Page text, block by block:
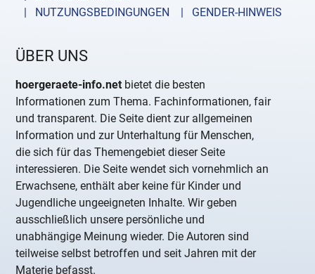
| NUTZUNGSBEDINGUNGEN
| GENDER-HINWEIS
ÜBER UNS
hoergeraete-info.net bietet die besten
Informationen zum Thema. Fachinformationen, fair
und transparent. Die Seite dient zur allgemeinen
Information und zur Unterhaltung für Menschen,
die sich für das Themengebiet dieser Seite
interessieren. Die Seite wendet sich vornehmlich an
Erwachsene, enthält aber keine für Kinder und
Jugendliche ungeeigneten Inhalte. Wir geben
ausschließlich unsere persönliche und
unabhängige Meinung wieder. Die Autoren sind
teilweise selbst betroffen und seit Jahren mit der
Materie befasst.